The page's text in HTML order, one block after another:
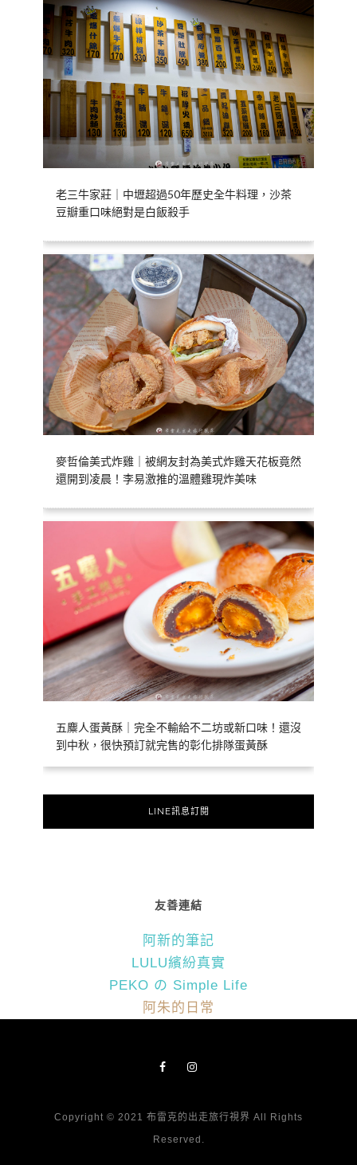
老三牛家莊｜中壢超過50年歷史全牛料理，沙茶
豆瓣重口味絕對是白飯殺手
麥哲倫美式炸雞｜被網友封為美式炸雞天花板竟然
還開到凌晨！李易激推的溫體雞現炸美味
五麋人蛋黃酥｜完全不輸給不二坊或新口味！還沒
到中秋，很快預訂就完售的彰化排隊蛋黃酥
LINE訊息訂閱
友善連結
阿新的筆記
LULU繽紛真實
PEKO の Simple Life
阿朱的日常
Copyright © 2021 布雷克的出走旅行視界 All Rights
Reserved.